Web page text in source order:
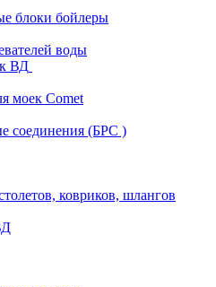
блоки бойлеры
воды
ВД
моек Comet
соединения (БРС )
ковриков, шлангов